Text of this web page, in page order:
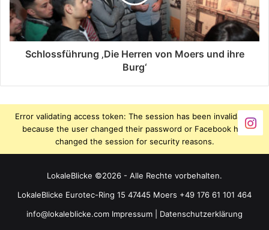
Schlossführung ‚Die Herren von Moers und ihre
Burg‘
Error validating access token: The session has been invalidated
because the user changed their password or Facebook has
changed the session for security reasons.
LokaleBlicke ©2026 - Alle Rechte vorbehalten.
LokaleBlicke Eurotec-Ring 15 47445 Moers +49 176 61 101 464
info@lokaleblicke.com Impressum Datenschutzerklärung